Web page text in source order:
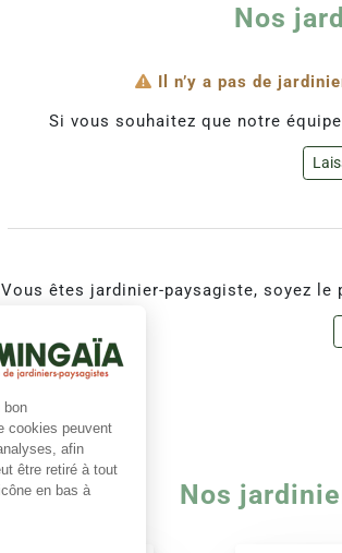
Nos
Il n’y a pas de
Si vous souhaitez que notre
Vous êtes jardinier-paysagiste, soyez
Nos